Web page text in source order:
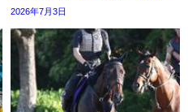
2026年7月3日